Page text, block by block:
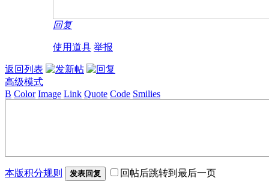
回复
使用道具 举报
返回列表
高级模式
B Color Image Link Quote Code Smilies
本版积分规则 发表回复 回帖后跳转到最后一页